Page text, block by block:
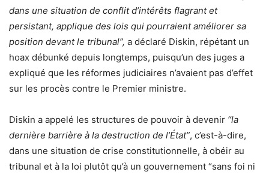
dans une situation de conflit d’intérêts flagrant et
persistant, applique des lois qui pourraient améliorer sa
position devant le tribunal”, a déclaré Diskin, répétant un
hoax débunké depuis longtemps, puisqu’un des juges a
expliqué que les réformes judiciaires n’avaient pas d’effet
sur les procès contre le Premier ministre.
Diskin a appelé les structures de pouvoir à devenir “la
dernière barrière à la destruction de l’État”, c’est-à-dire,
dans une situation de crise constitutionnelle, à obéir au
tribunal et à la loi plutôt qu’à un gouvernement “sans foi ni